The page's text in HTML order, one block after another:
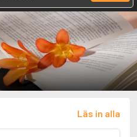
Läs in alla